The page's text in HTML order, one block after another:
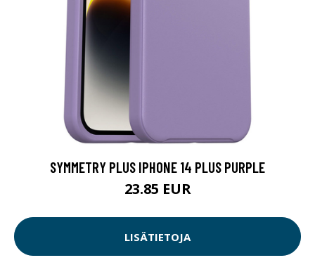
SYMMETRY PLUS IPHONE 14 PLUS PURPLE
23.85 EUR
LISÄTIETOJA